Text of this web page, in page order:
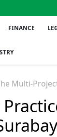
FINANCE
Multi-